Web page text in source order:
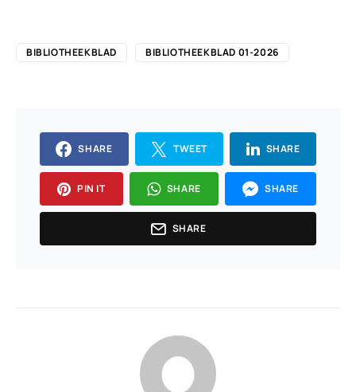
BIBLIOTHEEKBLAD BIBLIOTHEEKBLAD 01-2026
SHARE TWEET SHARE
PIN IT SHARE SHARE
SHARE